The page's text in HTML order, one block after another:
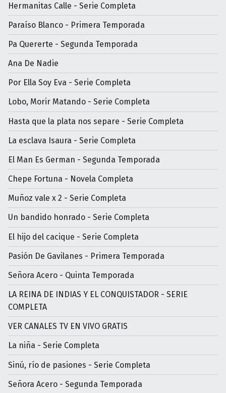
Hermanitas Calle - Serie Completa
Paraíso Blanco - Primera Temporada
Pa Quererte - Segunda Temporada
Ana De Nadie
Por Ella Soy Eva - Serie Completa
Lobo, Morir Matando - Serie Completa
Hasta que la plata nos separe - Serie Completa
La esclava Isaura - Serie Completa
El Man Es German - Segunda Temporada
Chepe Fortuna - Novela Completa
Muñoz vale x 2 - Serie Completa
Un bandido honrado - Serie Completa
El hijo del cacique - Serie Completa
Pasión De Gavilanes - Primera Temporada
Señora Acero - Quinta Temporada
LA REINA DE INDIAS Y EL CONQUISTADOR - SERIE
COMPLETA
VER CANALES TV EN VIVO GRATIS
La niña - Serie Completa
Sinú, río de pasiones - Serie Completa
Señora Acero - Segunda Temporada